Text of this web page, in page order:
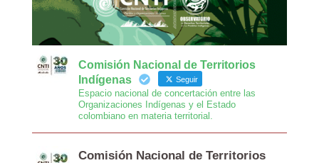
Comisión Nacional de Territorios
Indígenas
Seguir
Espacio nacional de concertación entre las
Organizaciones Indígenas y el Estado
colombiano en materia territorial.
Comisión Nacional de Territorios